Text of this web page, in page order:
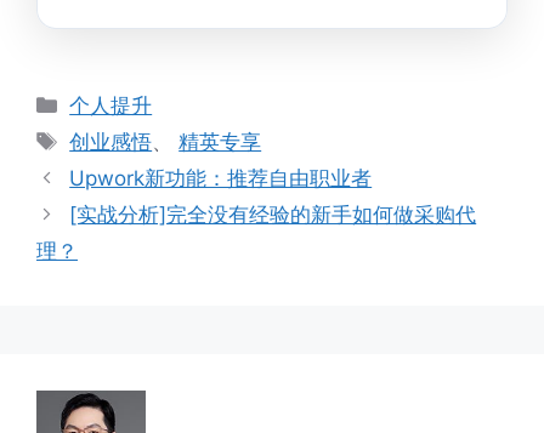
分
类
个人提升
标
签
创业感悟、精英专享
Upwork新功能：推荐自由职业者
[实战分析]完全没有经验的新手如何做采购代
理？